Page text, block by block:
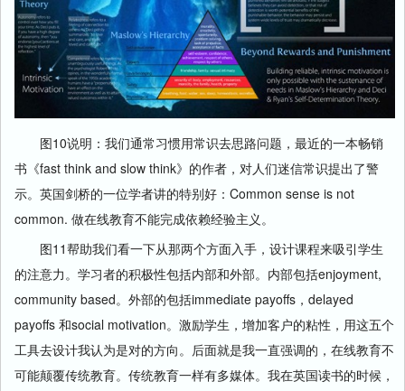
图10说明：我们通常习惯用常识去思路问题，最近的一本畅销
书《fast think and slow think》的作者，对人们迷信常识提出了警
示。英国剑桥的一位学者讲的特别好：Common sense is not
common. 做在线教育不能完成依赖经验主义。
图11帮助我们看一下从那两个方面入手，设计课程来吸引学生
的注意力。学习者的积极性包括内部和外部。内部包括enjoyment,
community based。外部的包括immediate payoffs，delayed
payoffs 和social motivation。激励学生，增加客户的粘性，用这五个
工具去设计我认为是对的方向。后面就是我一直强调的，在线教育不
可能颠覆传统教育。传统教育一样有多媒体。我在英国读书的时候，